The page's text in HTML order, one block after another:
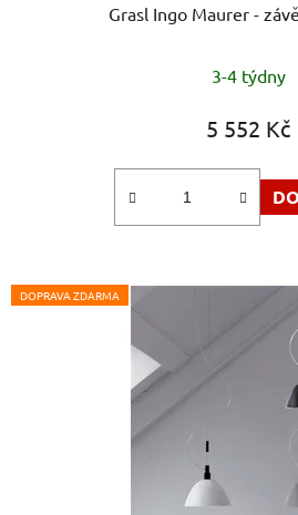
Grasl Ingo Maurer -
3-4 týdny
5 552 Kč
DOPRAVA ZDARMA